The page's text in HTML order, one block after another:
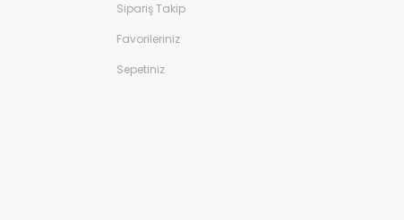
Sipariş Takip
Favorileriniz
Sepetiniz